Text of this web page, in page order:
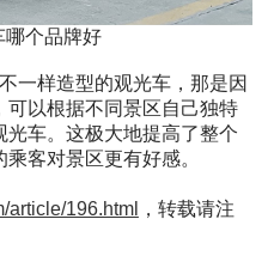
哪个品牌好
一样造型的观光车，那是因
可以根据不同景区自己独特
车。这极大地提高了整个
客对景区更有好感。
article/196.html
，转载请注